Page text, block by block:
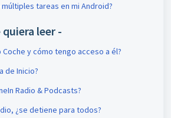
tareas en mi Android?
leer -
Coche y cómo tengo acceso a él?
de Inicio?
Radio & Podcasts?
¿se detiene para todos?